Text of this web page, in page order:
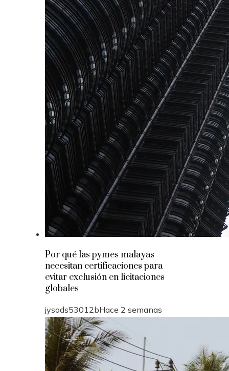
Por qué las pymes malayas
necesitan certificaciones para
evitar exclusión en licitaciones
globales
jysods53012bHace 2 semanas